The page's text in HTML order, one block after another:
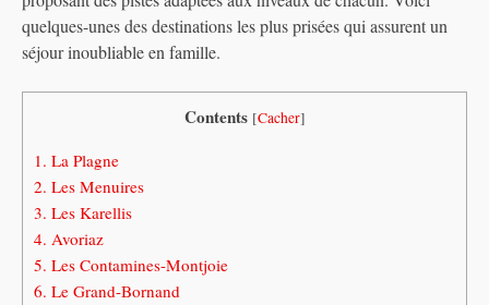
quelques-unes des destinations les plus prisées qui assurent un
séjour inoubliable en famille.
Contents [Cacher]
1. La Plagne
2. Les Menuires
3. Les Karellis
4. Avoriaz
5. Les Contamines-Montjoie
6. Le Grand-Bornand